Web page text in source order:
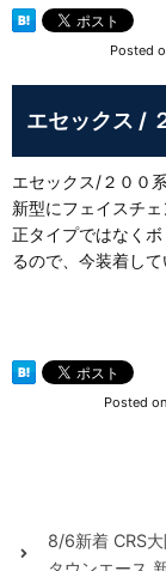
Posted
エセックス /
エセックス/２００
新型にフェイスチ
正タイプではなく
るので、今装着し
Posted on
8/6新着 CRS